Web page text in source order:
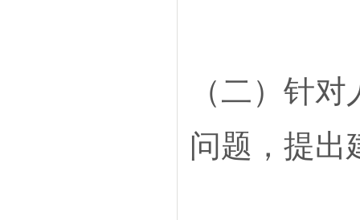
（二）针
问题，提出